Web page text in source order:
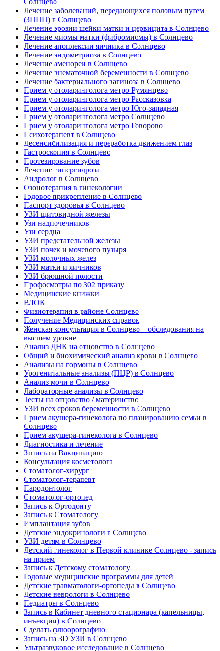
Солнцево
Лечение заболеваний, передающихся половым путем
(ЗППП) в Солнцево
Лечение эрозии шейки матки и цервицита в Солнцево
Лечение миомы матки (фибромиомы) в Солнцево
Лечение апоплексии яичника в Солнцево
Лечение эндометриоза в Солнцево
Лечение аменореи в Солнцево
Лечение внематочной беременности в Солнцево
Лечение бактериального вагиноза в Солнцево
Прием у отоларинголога метро Румянцево
Прием у отоларинголога метро Рассказовка
Прием у отоларинголога метро Юго-западная
Прием у отоларинголога метро Солнцево
Прием у отоларинголога метро Говорово
Психотерапевт в Солнцево
Десенсибилизация и переработка движением глаз
Гастроскопия в Солнцево
Протезирование зубов
Лечение гипергидроза
Андролог в Солнцево
Озонотерапия в гинекологии
Годовое прикрепление в Солнцево
Паспорт здоровья в Солнцево
УЗИ щитовидной железы
Узи надпочечников
Узи сердца
УЗИ предстательной железы
УЗИ почек и мочевого пузыря
УЗИ молочных желез
УЗИ матки и яичников
УЗИ брюшной полости
Профосмотры по 302 приказу
Медицинские книжки
ВЛОК
Физиотерапия в районе Солнцево
Получение Медицинских справок
Женская консультация в Солнцево – обследования на
высшем уровне
Анализ ДНК на отцовство в Солнцево
Общий и биохимический анализ крови в Солнцево
Анализы на гормоны в Солнцево
Урогенитальные анализы (ПЦР) в Солнцево
Анализ мочи в Солнцево
Лабораторные анализы в Солнцево
Тесты на отцовство / материнство
УЗИ всех сроков беременности в Солнцево
Прием акушера-гинеколога по планированию семьи в
Солнцево
Прием акушера-гинеколога в Солнцево
Диагностика и лечение
Запись на Вакцинацию
Консультация косметолога
Стоматолог-хирург
Стоматолог-терапевт
Пародонтолог
Стоматолог-ортопед
Запись к Ортодонту
Запись к Стоматологу
Имплантация зубов
Детские эндокринологи в Солнцево
УЗИ детям в Солнцево
Детский гинеколог в Первой клинике Солнцево - запись
на прием
Запись к Детскому стоматологу
Годовые медицинские программы для детей
Детские травматологи-ортопеды в Солнцево
Детские неврологи в Солнцево
Педиатры в Солнцево
Запись в Кабинет дневного стационара (капельницы,
инъекции) в Солнцево
Сделать флюорографию
Запись на 3D УЗИ в Солнцево
Ультразвуковое исследование в Солнцево